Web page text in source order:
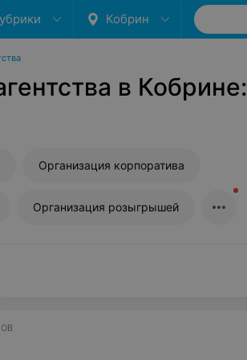
Кобрин
в Кобрине:
Организация корпоратива
Организация розыгрышей